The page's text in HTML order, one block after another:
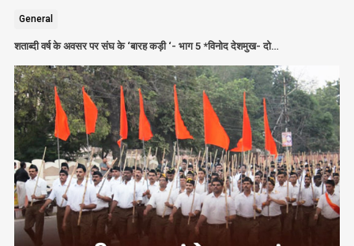
General
शताब्दी वर्ष के अवसर पर संघ के ‘बारह कड़ी ‘- भाग 5 *विनोद देशमुख- दो…